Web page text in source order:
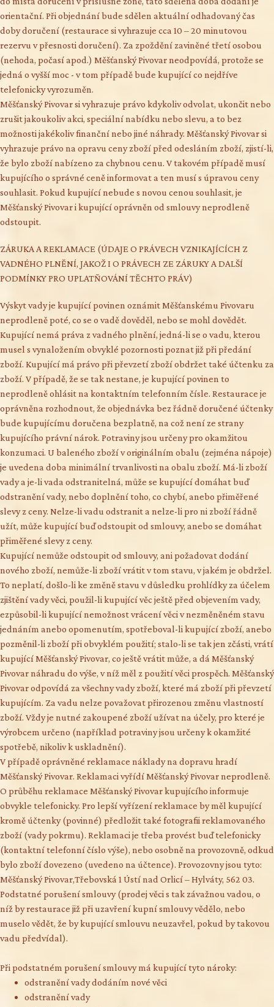
orientační. Při objednání bude sdělen aktuální odhadovaný čas
doby doručení (restaurace si vyhrazuje cca 10 – 20 minutovou
rezervu v přesnosti doručení). Za zpoždění zaviněné třetí osobou
(nehoda, počasí apod.) Měšťanský Pivovar neodpovídá, protože se
jedná o vyšší moc - v tom případě bude kupující co nejdříve
telefonicky vyrozuměn.
Měšťanský Pivovar si vyhrazuje právo kdykoliv odvolat, ukončit nebo
zrušit jakoukoliv akci, speciální nabídku nebo slevu, a to bez
možnosti jakékoliv finanční nebo jiné náhrady. Měšťanský Pivovar si
vyhrazuje právo na opravu ceny zboží před odesláním zboží, zjistí-li,
že bylo zboží nabízeno za chybnou cenu. V takovém případě musí
kupujícího o správné ceně informovat a ten musí s úpravou ceny
souhlasit. Pokud kupující nebude s novou cenou souhlasit, je
Měšťanský Pivovar i kupující oprávněn od smlouvy neprodleně
odstoupit.
ZÁRUKA A REKLAMACE (ÚDAJE O PRÁVECH VZNIKAJÍCÍCH Z
VADNÉHO PLNĚNÍ, JAKOŽ I O PRÁVECH ZE ZÁRUKY A DALŠÍ
PODMÍNKY PRO UPLATŇOVÁNÍ TĚCHTO PRÁV)
Výskyt vady je kupující povinen oznámit Měšťanskému Pivovaru
neprodleně poté, co se o vadě dověděl, nebo se mohl dovědět.
Kupující nemá práva z vadného plnění, jedná-li se o vadu, kterou
musel s vynaložením obvyklé pozornosti poznat již při předání
zboží. Kupující má právo při převzetí zboží obdržet také účtenku za
zboží. V případě, že se tak nestane, je kupující povinen to
neprodleně ohlásit na kontaktním telefonním čísle. Restaurace je
oprávněna rozhodnout, že objednávka bez řádně doručené účtenky
bude kupujícímu doručena bezplatně, na což není ze strany
kupujícího právní nárok. Potraviny jsou určeny pro okamžitou
konzumaci. U baleného zboží v originálním obalu (zejména nápoje)
je uvedena doba minimální trvanlivosti na obalu zboží. Má-li zboží
vady a je-li vada odstranitelná, může se kupující domáhat buď
odstranění vady, nebo doplnění toho, co chybí, anebo přiměřené
slevy z ceny. Nelze-li vadu odstranit a nelze-li pro ni zboží řádně
užít, může kupující buď odstoupit od smlouvy, anebo se domáhat
přiměřené slevy z ceny.
Kupující nemůže odstoupit od smlouvy, ani požadovat dodání
nového zboží, nemůže-li zboží vrátit v tom stavu, v jakém je obdržel.
To neplatí, došlo-li ke změně stavu v důsledku prohlídky za účelem
zjištění vady věci, použil-li kupující věc ještě před objevením vady,
ezpůsobil-li kupující nemožnost vrácení věci v nezměněném stavu
jednáním anebo opomenutím, spotřeboval-li kupující zboží, anebo
pozměnil-li zboží při obvyklém použití; stalo-li se tak jen zčásti, vrátí
kupující Měšťanský Pivovar, co ještě vrátit může, a dá Měšťanský
Pivovar náhradu do výše, v níž měl z použití věci prospěch. Měšťanský
Pivovar odpovídá za všechny vady zboží, které má zboží při převzetí
kupujícím. Za vadu nelze považovat přirozenou změnu vlastností
zboží. Vždy je nutné zakoupené zboží užívat na účely, pro které je
výrobcem určeno (například potraviny jsou určeny k okamžité
spotřebě, nikoliv k uskladnění).
V případě oprávněné reklamace náklady na dopravu hradí
Měšťanský Pivovar. Reklamaci vyřídí Měšťanský Pivovar neprodleně.
O průběhu reklamace Měšťanský Pivovar kupujícího informuje
obvykle telefonicky. Pro lepší vyřízení reklamace by měl kupující
kromě účtenky (povinné) předložit také fotografii reklamovaného
zboží (vady pokrmu). Reklamaci je třeba provést buď telefonicky
(kontaktní telefonní číslo výše), nebo osobně na provozovně, odkud
bylo zboží dovezeno (uvedeno na účtence). Provozovny jsou tyto:
Měšťanský Pivovar,Třebovská 1 Ústí nad Orlicí – Hylváty, 562 03.
Podstatné porušení smlouvy (prodej věci s tak závažnou vadou, o
níž by restaurace již při uzavření kupní smlouvy vědělo, nebo
muselo vědět, že by kupující smlouvu neuzavřel, pokud by takovou
vadu předvídal).
Při podstatném porušení smlouvy má kupující tyto nároky:
odstranění vady dodáním nové věci
odstranění vady